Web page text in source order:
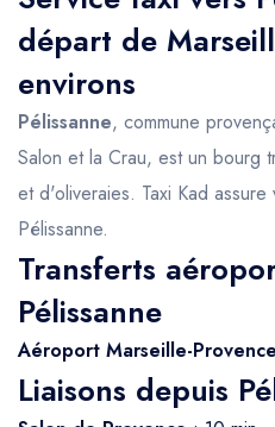
départ de
environs
Pélissanne, commune
Salon et la Crau, est un bourg
et d'oliveraies. Taxi Kad
Pélissanne.
Transferts
Pélissanne
Aéroport Marseille-
Liaisons depuis